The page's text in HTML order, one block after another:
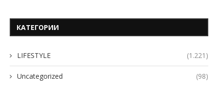
КАТЕГОРИИ
LIFESTYLE (1.221)
Uncategorized (98)